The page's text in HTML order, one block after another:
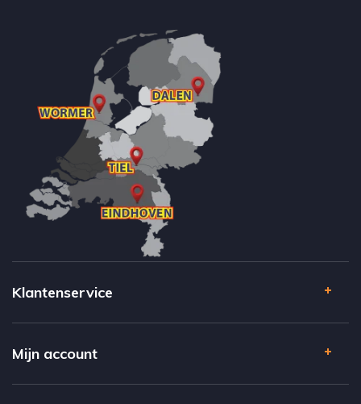
Klantenservice
Mijn account